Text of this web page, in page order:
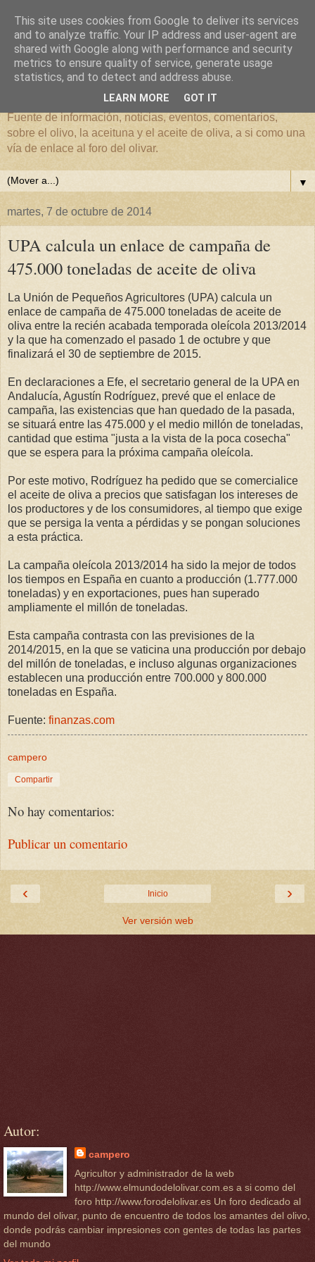
El mundo del Olivar
Fuente de información, noticias, eventos, comentarios,
sobre el olivo, la aceituna y el aceite de oliva, a si como una
vía de enlace al foro del olivar.
▼
martes, 7 de octubre de 2014
UPA calcula un enlace de campaña de
475.000 toneladas de aceite de oliva
La Unión de Pequeños Agricultores (UPA) calcula un
enlace de campaña de 475.000 toneladas de aceite de
oliva entre la recién acabada temporada oleícola 2013/2014
y la que ha comenzado el pasado 1 de octubre y que
finalizará el 30 de septiembre de 2015.
En declaraciones a Efe, el secretario general de la UPA en
Andalucía, Agustín Rodríguez, prevé que el enlace de
campaña, las existencias que han quedado de la pasada,
se situará entre las 475.000 y el medio millón de toneladas,
cantidad que estima "justa a la vista de la poca cosecha"
que se espera para la próxima campaña oleícola.
Por este motivo, Rodríguez ha pedido que se comercialice
el aceite de oliva a precios que satisfagan los intereses de
los productores y de los consumidores, al tiempo que exige
que se persiga la venta a pérdidas y se pongan soluciones
a esta práctica.
La campaña oleícola 2013/2014 ha sido la mejor de todos
los tiempos en España en cuanto a producción (1.777.000
toneladas) y en exportaciones, pues han superado
ampliamente el millón de toneladas.
Esta campaña contrasta con las previsiones de la
2014/2015, en la que se vaticina una producción por debajo
del millón de toneladas, e incluso algunas organizaciones
establecen una producción entre 700.000 y 800.000
toneladas en España.
Fuente: finanzas.com
campero
Compartir
No hay comentarios:
Publicar un comentario
‹ ›
Inicio
Ver versión web
Autor:
campero
Agricultor y administrador de la web
http://www.elmundodelolivar.com.es a si como del
foro http://www.forodelolivar.es Un foro dedicado al
mundo del olivar, punto de encuentro de todos los amantes del olivo,
donde podrás cambiar impresiones con gentes de todas las partes
del mundo
This site uses cookies from Google to deliver its services
and to analyze traffic. Your IP address and user-agent are
shared with Google along with performance and security
metrics to ensure quality of service, generate usage
statistics, and to detect and address abuse.
LEARN MORE GOT IT